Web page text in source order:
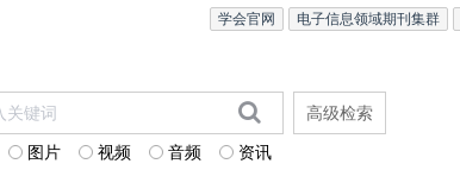
电子信息领域期刊集群
学会官网
图片 视频 音频 资讯
高级检索